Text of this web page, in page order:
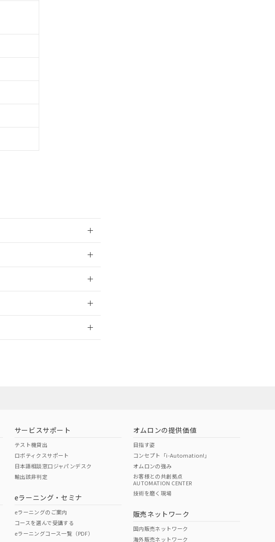
O O
規格認証/適合状況ページへ
ページからご検索ください
サービスサポート
テスト機貸出
ロボティクスサポート
日本語相談窓口ジャパンデスク
輸出該非判定
eラーニング・セミナ
eラーニングのご案内
コースを選んで受講する
eラーニングコース一覧（PDF）
オムロンの提供価値
目指す姿
コンセプト「i-Automation!」
オムロンの強み
お客様との共創拠点
AUTOMATION CENTER
技術を磨く現場
販売ネットワーク
国内販売ネットワーク
海外販売ネットワーク